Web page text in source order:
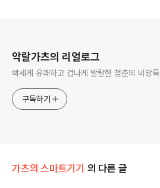
악랄가츠의 리얼로그
빡세게 유쾌하고 겁나게 발랄한 청춘의 비망록
구독하기
가츠의 스마트기기 의 다른 글